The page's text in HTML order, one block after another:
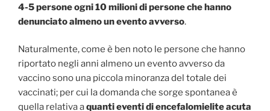
4-5 persone ogni 10 milioni di persone che hanno
denunciato almeno un evento avverso.
Naturalmente, come è ben noto le persone che hanno
riportato negli anni almeno un evento avverso da
vaccino sono una piccola minoranza del totale dei
vaccinati; per cui la domanda che sorge spontanea è
quella relativa aquanti eventi di encefalomielite acuta